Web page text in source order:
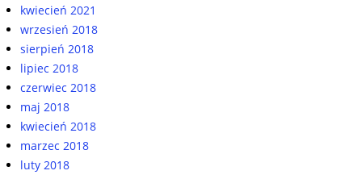
kwiecień 2021
wrzesień 2018
sierpień 2018
lipiec 2018
czerwiec 2018
maj 2018
kwiecień 2018
marzec 2018
luty 2018